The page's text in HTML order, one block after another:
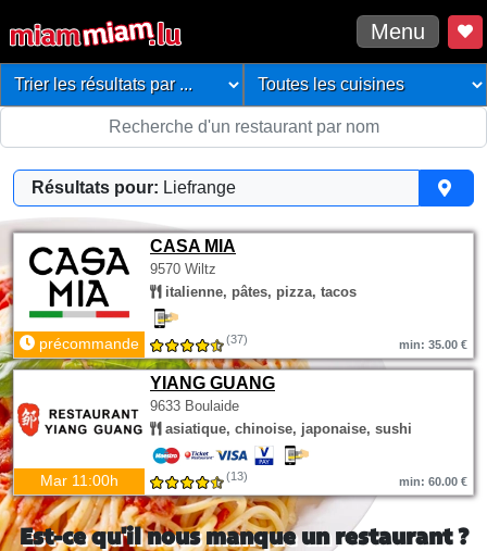
Menu
Résultats pour: Liefrange
CASA MIA
9570 Wiltz
italienne, pâtes, pizza, tacos
précommande (37) min: 35.00 €
YIANG GUANG
9633 Boulaide
asiatique, chinoise, japonaise, sushi
Mar 11:00h (13) min: 60.00 €
Est-ce qu'il nous manque un restaurant ?